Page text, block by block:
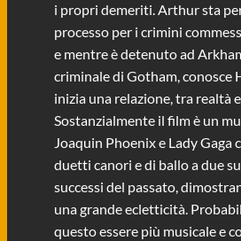
i propri demeriti. Arthur sta
processo per i crimini
e mentre è detenuto ad
criminale di Gotham, conosce
inizia una relazione, tra realtà
Sostanzialmente il film è un
Joaquin Phoenix e Lady Gaga
duetti canori e di ballo a due
successi del passato,
una grande ecletticità.
questo essere più musicale e